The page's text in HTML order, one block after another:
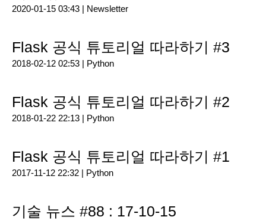
2020-01-15 03:43 | Newsletter
Flask 공식 튜토리얼 따라하기 #3
2018-02-12 02:53 | Python
Flask 공식 튜토리얼 따라하기 #2
2018-01-22 22:13 | Python
Flask 공식 튜토리얼 따라하기 #1
2017-11-12 22:32 | Python
기술 뉴스 #88 : 17-10-15